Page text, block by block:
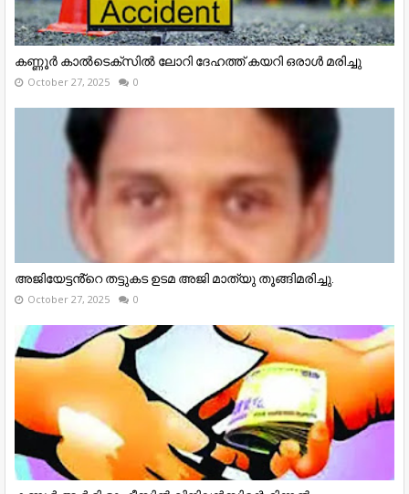
കണ്ണൂര്‍ കാല്‍ടെക്‌സില്‍ ലോറി ദേഹത്ത് കയറി ഒരാള്‍ മരിച്ചു
October 27, 2025 0
അജിയേട്ടൻ്റെ തട്ടുകട ഉടമ അജി മാത്യു തൂങ്ങിമരിച്ചു.
October 27, 2025 0